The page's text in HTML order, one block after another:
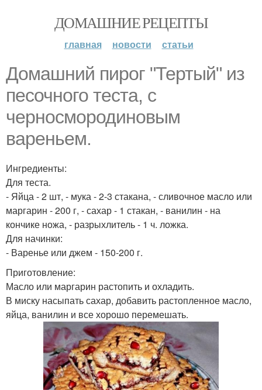
ДОМАШНИЕ РЕЦЕПТЫ
главная новости статьи
Домашний пирог "Тертый" из
песочного теста, с
черносмородиновым
вареньем.
Ингредиенты:
Для теста.
- Яйца - 2 шт, - мука - 2-3 стакана, - сливочное масло или
маргарин - 200 г, - сахар - 1 стакан, - ванилин - на
кончике ножа, - разрыхлитель - 1 ч. ложка.
Для начинки:
- Варенье или джем - 150-200 г.
Приготовление:
Масло или маргарин растопить и охладить.
В миску насыпать сахар, добавить растопленное масло,
яйца, ванилин и все хорошо перемешать.